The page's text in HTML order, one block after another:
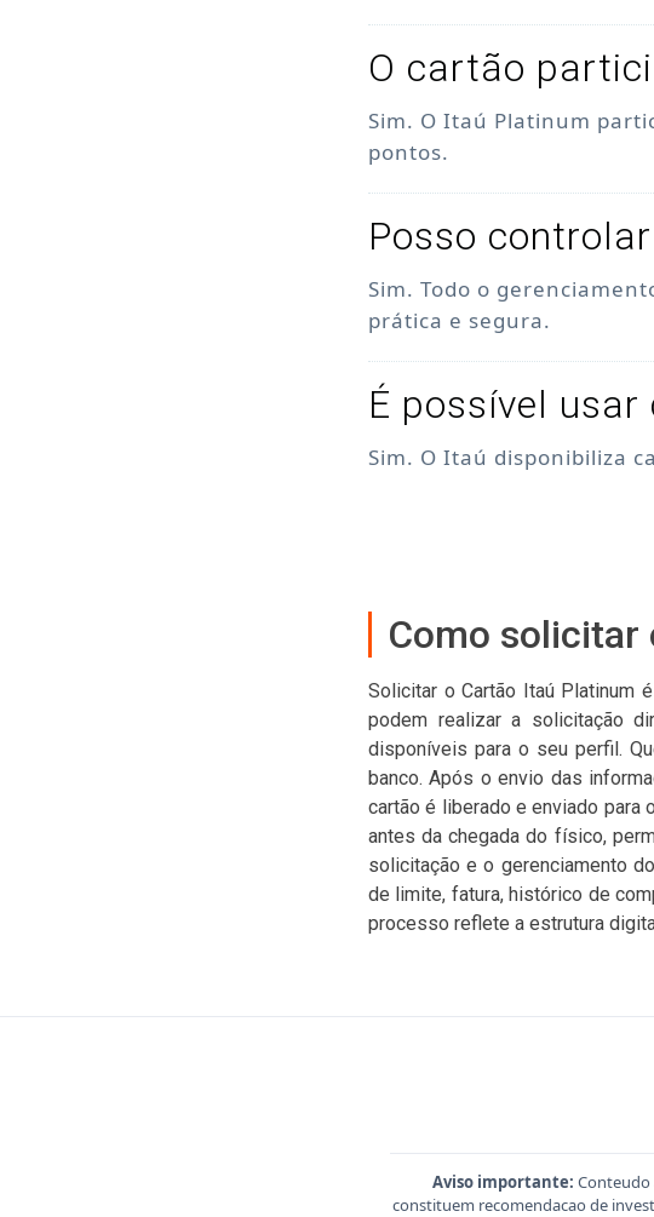
O cartão
Sim. O Itaú Platinum
pontos.
Posso
Sim. Todo o
prática e segura.
É possível
Sim. O Itaú disponibiliza
Como solicitar
Solicitar o Cartão Itaú Platinum
podem realizar a solicitação
disponíveis para o seu perfil.
banco. Após o envio das
cartão é liberado e enviado para
antes da chegada do físico,
solicitação e o gerenciamento
de limite, fatura, histórico de
processo reflete a estrutura
Aviso importante: Conteudo
constituem recomendacao de